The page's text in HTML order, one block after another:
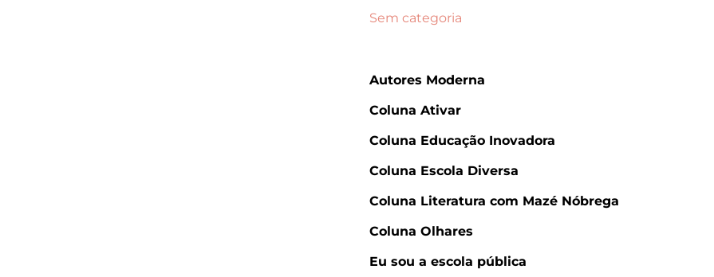
Sem categoria
Autores Moderna
Coluna Ativar
Coluna Educação Inovadora
Coluna Escola Diversa
Coluna Literatura com Mazé Nóbrega
Coluna Olhares
Eu sou a escola pública